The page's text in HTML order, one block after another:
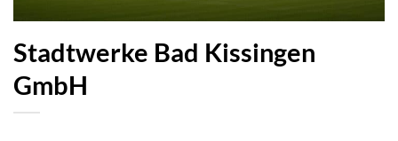
Stadtwerke Bad Kissingen
GmbH